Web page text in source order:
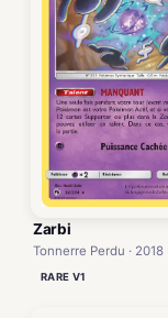
Zarbi
Tonnerre Perdu · 2018
RARE V1